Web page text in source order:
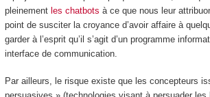
pleinement les chatbots à ce que nous leur
point de susciter la croyance d’avoir affaire à
garder à l’esprit qu’il s’agit d’un programme
interface de communication.
Par ailleurs, le risque existe que les concepteurs